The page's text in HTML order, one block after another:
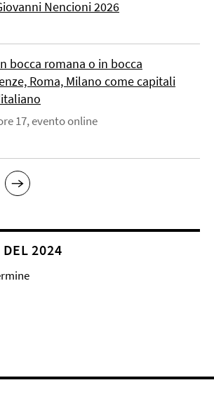
Nencioni 2026
bocca romana o in bocca
Roma, Milano come capitali
17, evento online
DEL 2024